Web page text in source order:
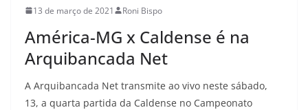
13 de março de 2021 Roni Bispo
América-MG x Caldense é na
Arquibancada Net
A Arquibancada Net transmite ao vivo neste sábado,
13, a quarta partida da Caldense no Campeonato